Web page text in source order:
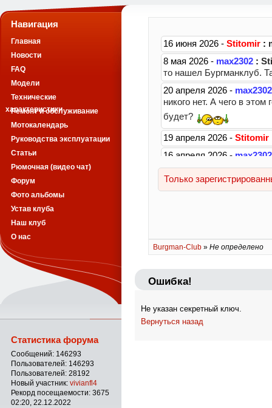
Burgman-Club » Не определено
Ошибка!
Не указан секретный ключ.
Вернуться назад
Навигация
Главная
Новости
FAQ
Модели
Технические
характеристики
Ремонт и обслуживание
Мотокалендарь
Руководства эксплуатации
Статьи
Рюмочная (видео чат)
Форум
Фото альбомы
Устав клуба
Наш клуб
О нас
Статистика форума
Сообщений: 146293
Пользователей: 146293
Пользователей: 28192
Новый участник: vivianfl4
Рекорд посещаемости: 3675
02:20, 22.12.2022